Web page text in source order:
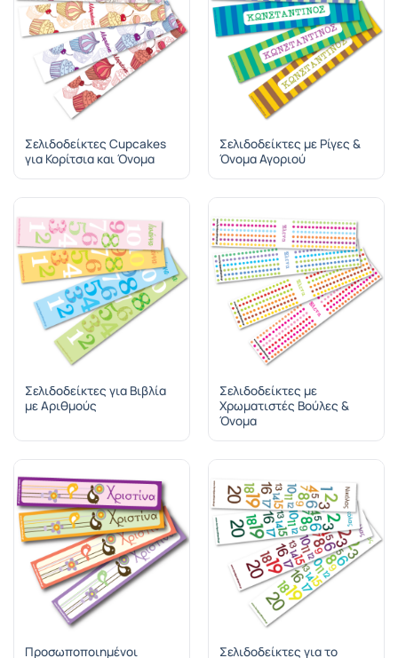
Σελιδοδείκτες Cupcakes
για Κορίτσια και Όνομα
Σελιδοδείκτες με Ρίγες &
Όνομα Αγοριού
Σελιδοδείκτες για Βιβλία
με Αριθμούς
Σελιδοδείκτες με
Χρωματιστές Βούλες &
Όνομα
Προσωποποιημένοι
Σελιδοδείκτες για το